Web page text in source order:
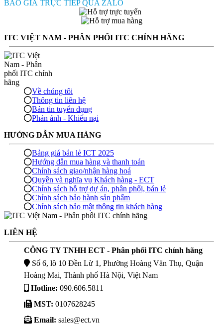
BÁO GIÁ TRỰC TIẾP QUA ZALO
ITC VIỆT NAM - PHÂN PHỐI ITC CHÍNH HÃNG
Về chúng tôi
Thông tin liên hệ
Bản tin tuyển dụng
Phán ánh - Khiếu nại
HƯỚNG DẪN MUA HÀNG
Bảng giá bán lẻ ICT 2025
Hướng dẫn mua hàng và thanh toán
Chính sách giao/nhận hàng hoá
Quyền và nghĩa vụ Khách hàng - ECT
Chính sách hỗ trợ dự án, phân phối, bán lẻ
Chính sách bảo hành sản phẩm
Chính sách bảo mật thông tin khách hàng
LIÊN HỆ
CÔNG TY TNHH ECT - Phân phối ITC chính hãng
Số 6, lô 10 Đền Lừ 1, Phường Hoàng Văn Thụ, Quận
Hoàng Mai, Thành phố Hà Nội, Việt Nam
Hotline: 090.606.5811
MST: 0107628245
Email: sales@ect.vn